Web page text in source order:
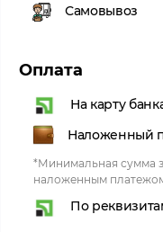
Самовывоз
Оплата
На карту
Наложенный
*Минимальная сумма
наложенным
По